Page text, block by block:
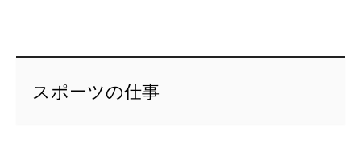
スポーツの仕事